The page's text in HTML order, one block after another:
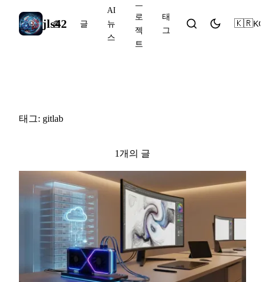
jls42
홈 글
AI
뉴
스
프
로
젝
트
태
그
🇰🇷KO
태그: gitlab
1개의 글